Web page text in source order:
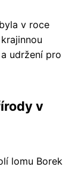
v roce
udržení pro
v
lomu Borek